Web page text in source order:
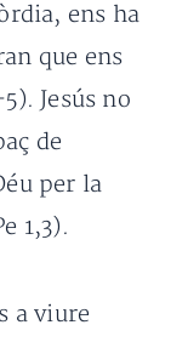
ens ha
que ens
Jesús no
de
per la
1,3).
a viure